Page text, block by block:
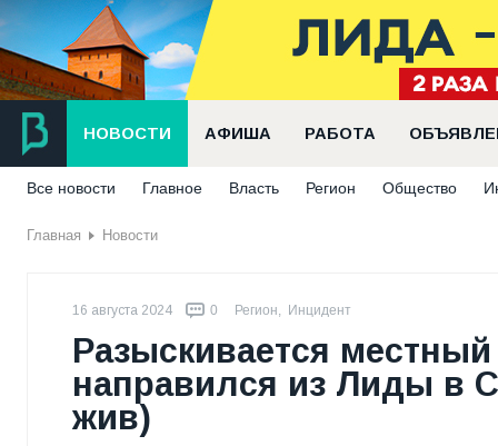
НОВОСТИ АФИША РАБОТА
Все новости Главное Власть Регион Общество
Главная Новости
16 августа 2024 0 Регион, Инцидент
Разыскивается
направился из Лиды в
жив)